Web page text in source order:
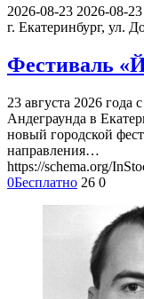
2026-08-23 2026-08-23
г. Екатеринбург, ул.
Фестиваль
23 августа 2026 года
Андеграунда в
новый городской
направления…
https://schema.org/
0Бесплатно 26 0